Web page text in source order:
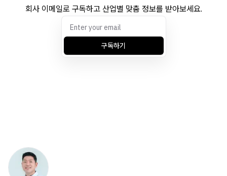
회사 이메일로 구독하고 산업별 맞춤 정보를 받아보세요.
구독하기